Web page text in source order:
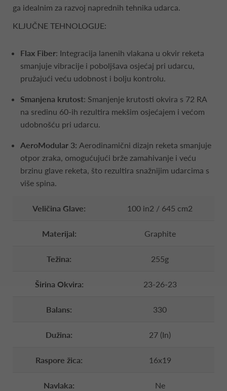
ga idealnim za razvoj naprednih tehnika udarca.​
KLJUČNE TEHNOLOGIJE:
Flax Fiber: Integracija lanenih vlakana u okvir reketa
smanjuje vibracije i poboljšava osjećaj pri udarcu,
pružajući veću udobnost i bolju kontrolu. ​
Smanjena krutost: Smanjenje krutosti okvira s 72 RA
na sredinu 60-ih rezultira mekšim osjećajem i većom
udobnošću pri udarcu.
AeroModular 3: Aerodinamični dizajn reketa smanjuje
otpor zraka, omogućujući brže zamahivanje i veću
brzinu glave reketa, što rezultira snažnijim udarcima s
više spina.
Veličina Glave: 100 in2 / 645 cm2
Materijal: Graphite
Težina: 255g
Širina Okvira: 23-26-23
Balans: 330
Dužina: 27 (In)
Raspore žica: 16x19
Navlaka: Ne